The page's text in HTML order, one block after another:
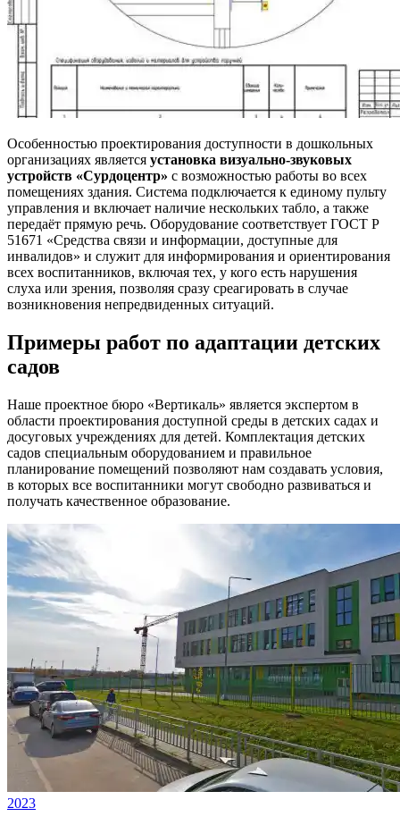
Особенностью проектирования доступности в дошкольных
организациях является установка визуально-звуковых
устройств «Сурдоцентр» с возможностью работы во всех
помещениях здания. Система подключается к единому пульту
управления и включает наличие нескольких табло, а также
передаёт прямую речь. Оборудование соответствует ГОСТ Р
51671 «Средства связи и информации, доступные для
инвалидов» и служит для информирования и ориентирования
всех воспитанников, включая тех, у кого есть нарушения
слуха или зрения, позволяя сразу среагировать в случае
возникновения непредвиденных ситуаций.
Примеры работ по адаптации детских
садов
Наше проектное бюро «Вертикаль» является экспертом в
области проектирования доступной среды в детских садах и
досуговых учреждениях для детей. Комплектация детских
садов специальным оборудованием и правильное
планирование помещений позволяют нам создавать условия,
в которых все воспитанники могут свободно развиваться и
получать качественное образование.
2023